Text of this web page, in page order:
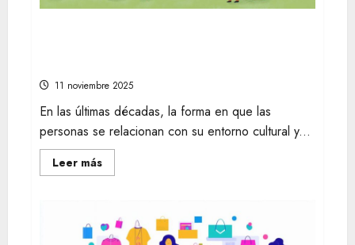
11 noviembre 2025
En las últimas décadas, la forma en que las
personas se relacionan con su entorno cultural y...
Leer másLeer
más
evolución
de
la